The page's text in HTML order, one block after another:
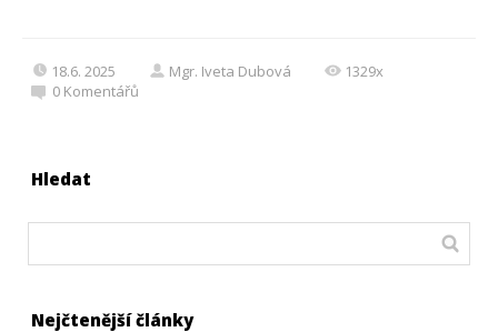
18.6. 2025 Mgr. Iveta Dubová
1329x
0 Komentářů
Hledat
Nejčtenější články